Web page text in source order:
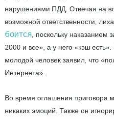
нарушениями ПДД. Отвечая на
возможной ответственности,
боится , поскольку
2000 и все», а у него «кэш
молодой человек заявил, что
Интернета».
Во время оглашения приговора
никаких эмоций. Также он